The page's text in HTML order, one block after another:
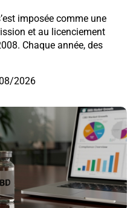
imposée comme une
et au licenciement
Chaque année, des
2026